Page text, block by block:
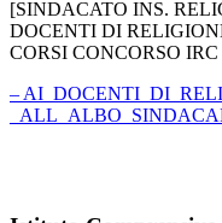
[SINDACATO INS.
DOCENTI DI
CORSI CONCORSO IRC
–